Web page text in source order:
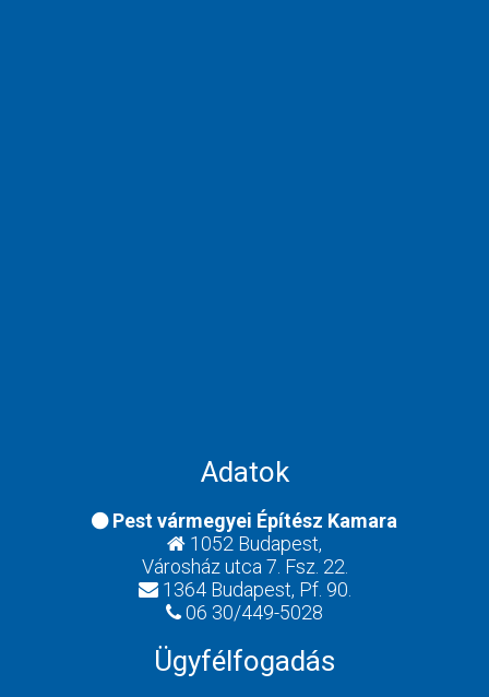
Adatok
Pest vármegyei Építész Kamara
1052 Budapest,
Városház utca 7. Fsz. 22.
1364 Budapest, Pf. 90.
06 30/449-5028
Ügyfélfogadás